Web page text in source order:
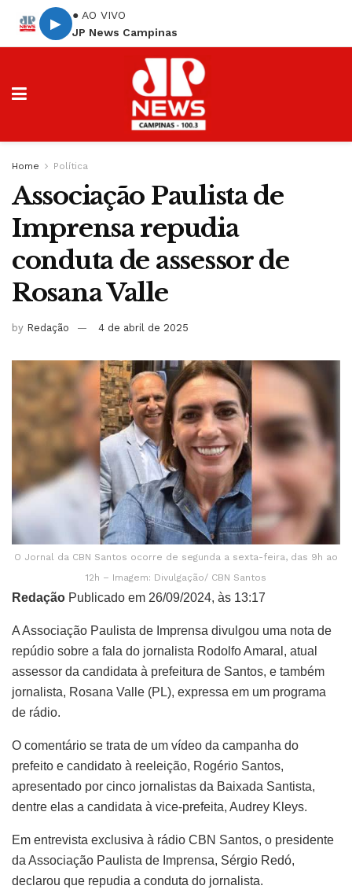
▶
● AO VIVO
JP News Campinas
Home Política
Associação Paulista de
Imprensa repudia
conduta de assessor de
Rosana Valle
by Redação 4 de abril de 2025
O Jornal da CBN Santos ocorre de segunda a sexta-feira, das 9h ao
12h – Imagem: Divulgação/ CBN Santos
Redação Publicado em 26/09/2024, às 13:17
A Associação Paulista de Imprensa divulgou uma nota de
repúdio sobre a fala do jornalista Rodolfo Amaral, atual
assessor da candidata à prefeitura de Santos, e também
jornalista, Rosana Valle (PL), expressa em um programa
de rádio.
O comentário se trata de um vídeo da campanha do
prefeito e candidato à reeleição, Rogério Santos,
apresentado por cinco jornalistas da Baixada Santista,
dentre elas a candidata à vice-prefeita, Audrey Kleys.
Em entrevista exclusiva à rádio CBN Santos, o presidente
da Associação Paulista de Imprensa, Sérgio Redó,
declarou que repudia a conduta do jornalista.